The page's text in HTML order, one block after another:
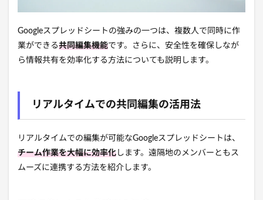
Googleスプレッドシートの強みの一つは、複数人で同時に作
業ができる共同編集機能です。さらに、安全性を確保しなが
ら情報共有を効率化する方法についても説明します。
リアルタイムでの共同編集の活用法
リアルタイムでの編集が可能なGoogleスプレッドシートは、
チーム作業を大幅に効率化 します。遠隔地のメンバーともス
ムーズに連携する方法を紹介します。